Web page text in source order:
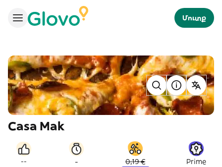
Մուտք
Casa Mak
-- - 0,19 € Prime